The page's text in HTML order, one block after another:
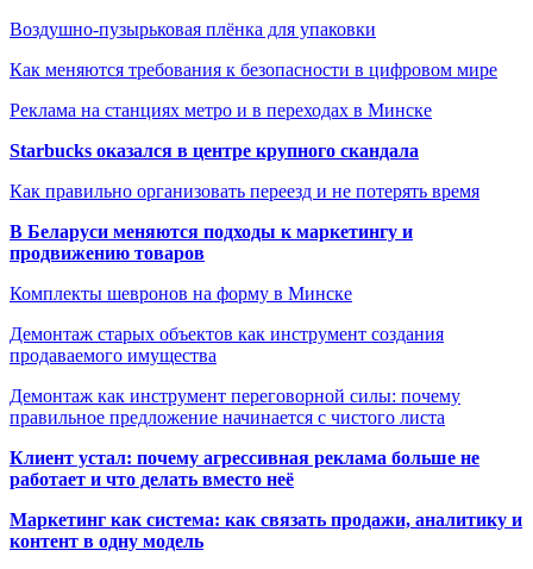
Воздушно-пузырьковая плёнка для упаковки
Как меняются требования к безопасности в цифровом мире
Реклама на станциях метро и в переходах в Минске
Starbucks оказался в центре крупного скандала
Как правильно организовать переезд и не потерять время
В Беларуси меняются подходы к маркетингу и
продвижению товаров
Комплекты шевронов на форму в Минске
Демонтаж старых объектов как инструмент создания
продаваемого имущества
Демонтаж как инструмент переговорной силы: почему
правильное предложение начинается с чистого листа
Клиент устал: почему агрессивная реклама больше не
работает и что делать вместо неё
Маркетинг как система: как связать продажи, аналитику и
контент в одну модель